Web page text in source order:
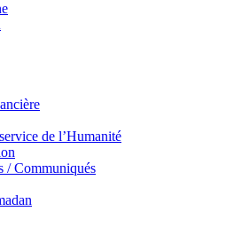
de l’Humanité
/ Communiqués